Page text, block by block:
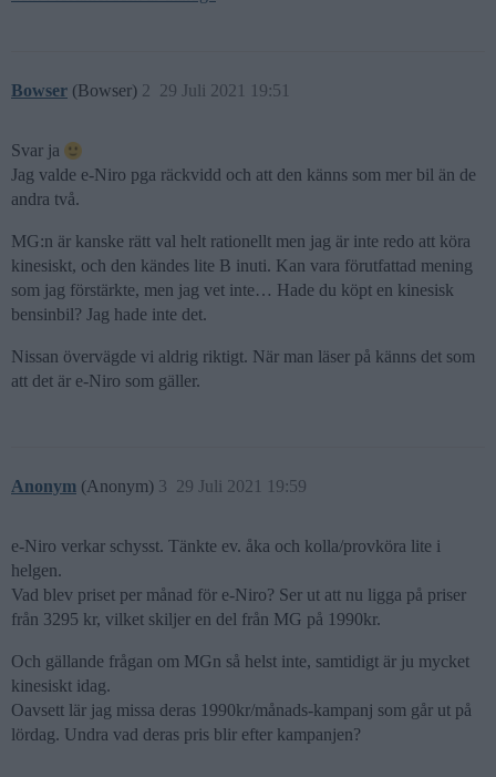
Bowser (Bowser) 29 Juli 2021 19:51
2
Svar ja
Jag valde e-Niro pga räckvidd och att den känns som mer bil än de
andra två.
MG:n är kanske rätt val helt rationellt men jag är inte redo att köra
kinesiskt, och den kändes lite B inuti. Kan vara förutfattad mening
som jag förstärkte, men jag vet inte… Hade du köpt en kinesisk
bensinbil? Jag hade inte det.
Nissan övervägde vi aldrig riktigt. När man läser på känns det som
att det är e-Niro som gäller.
Anonym (Anonym) 29 Juli 2021 19:59
3
e-Niro verkar schysst. Tänkte ev. åka och kolla/provköra lite i
helgen.
Vad blev priset per månad för e-Niro? Ser ut att nu ligga på priser
från 3295 kr, vilket skiljer en del från MG på 1990kr.
Och gällande frågan om MGn så helst inte, samtidigt är ju mycket
kinesiskt idag.
Oavsett lär jag missa deras 1990kr/månads-kampanj som går ut på
lördag. Undra vad deras pris blir efter kampanjen?